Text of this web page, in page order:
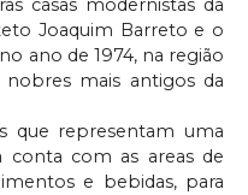
casas modernistas da
Joaquim Barreto e o
ano de 1974, na região
mais antigos da
que representam uma
com as areas de
e bebidas, para